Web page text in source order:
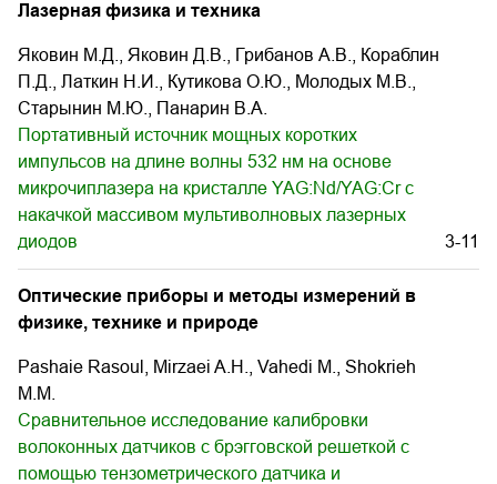
Лазерная физика и техника
Яковин М.Д., Яковин Д.В., Грибанов А.В., Кораблин
П.Д., Латкин Н.И., Кутикова О.Ю., Молодых М.В.,
Старынин М.Ю., Панарин В.А.
Портативный источник мощных коротких
импульсов на длине волны 532 нм на основе
микрочиплазера на кристалле YAG:Nd/YAG:Cr с
накачкой массивом мультиволновых лазерных
диодов
3-11
Оптические приборы и методы измерений в
физике, технике и природе
Pashaie Rasoul, Mirzaei A.H., Vahedi M., Shokrieh
M.M.
Сравнительное исследование калибровки
волоконных датчиков с брэгговской решеткой с
помощью тензометрического датчика и